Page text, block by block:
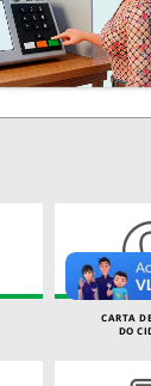
CARTA
DO